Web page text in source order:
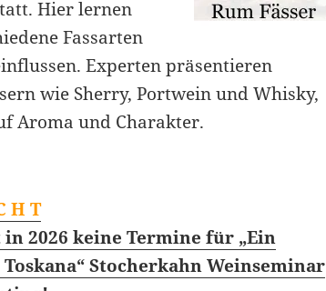
Hier lernen
Fassarten
Experten präsentieren
wie Sherry, Portwein und Whisky,
Aroma und Charakter.
H T
in 2026 keine Termine für „Ein
Stocherkahn Weinseminar